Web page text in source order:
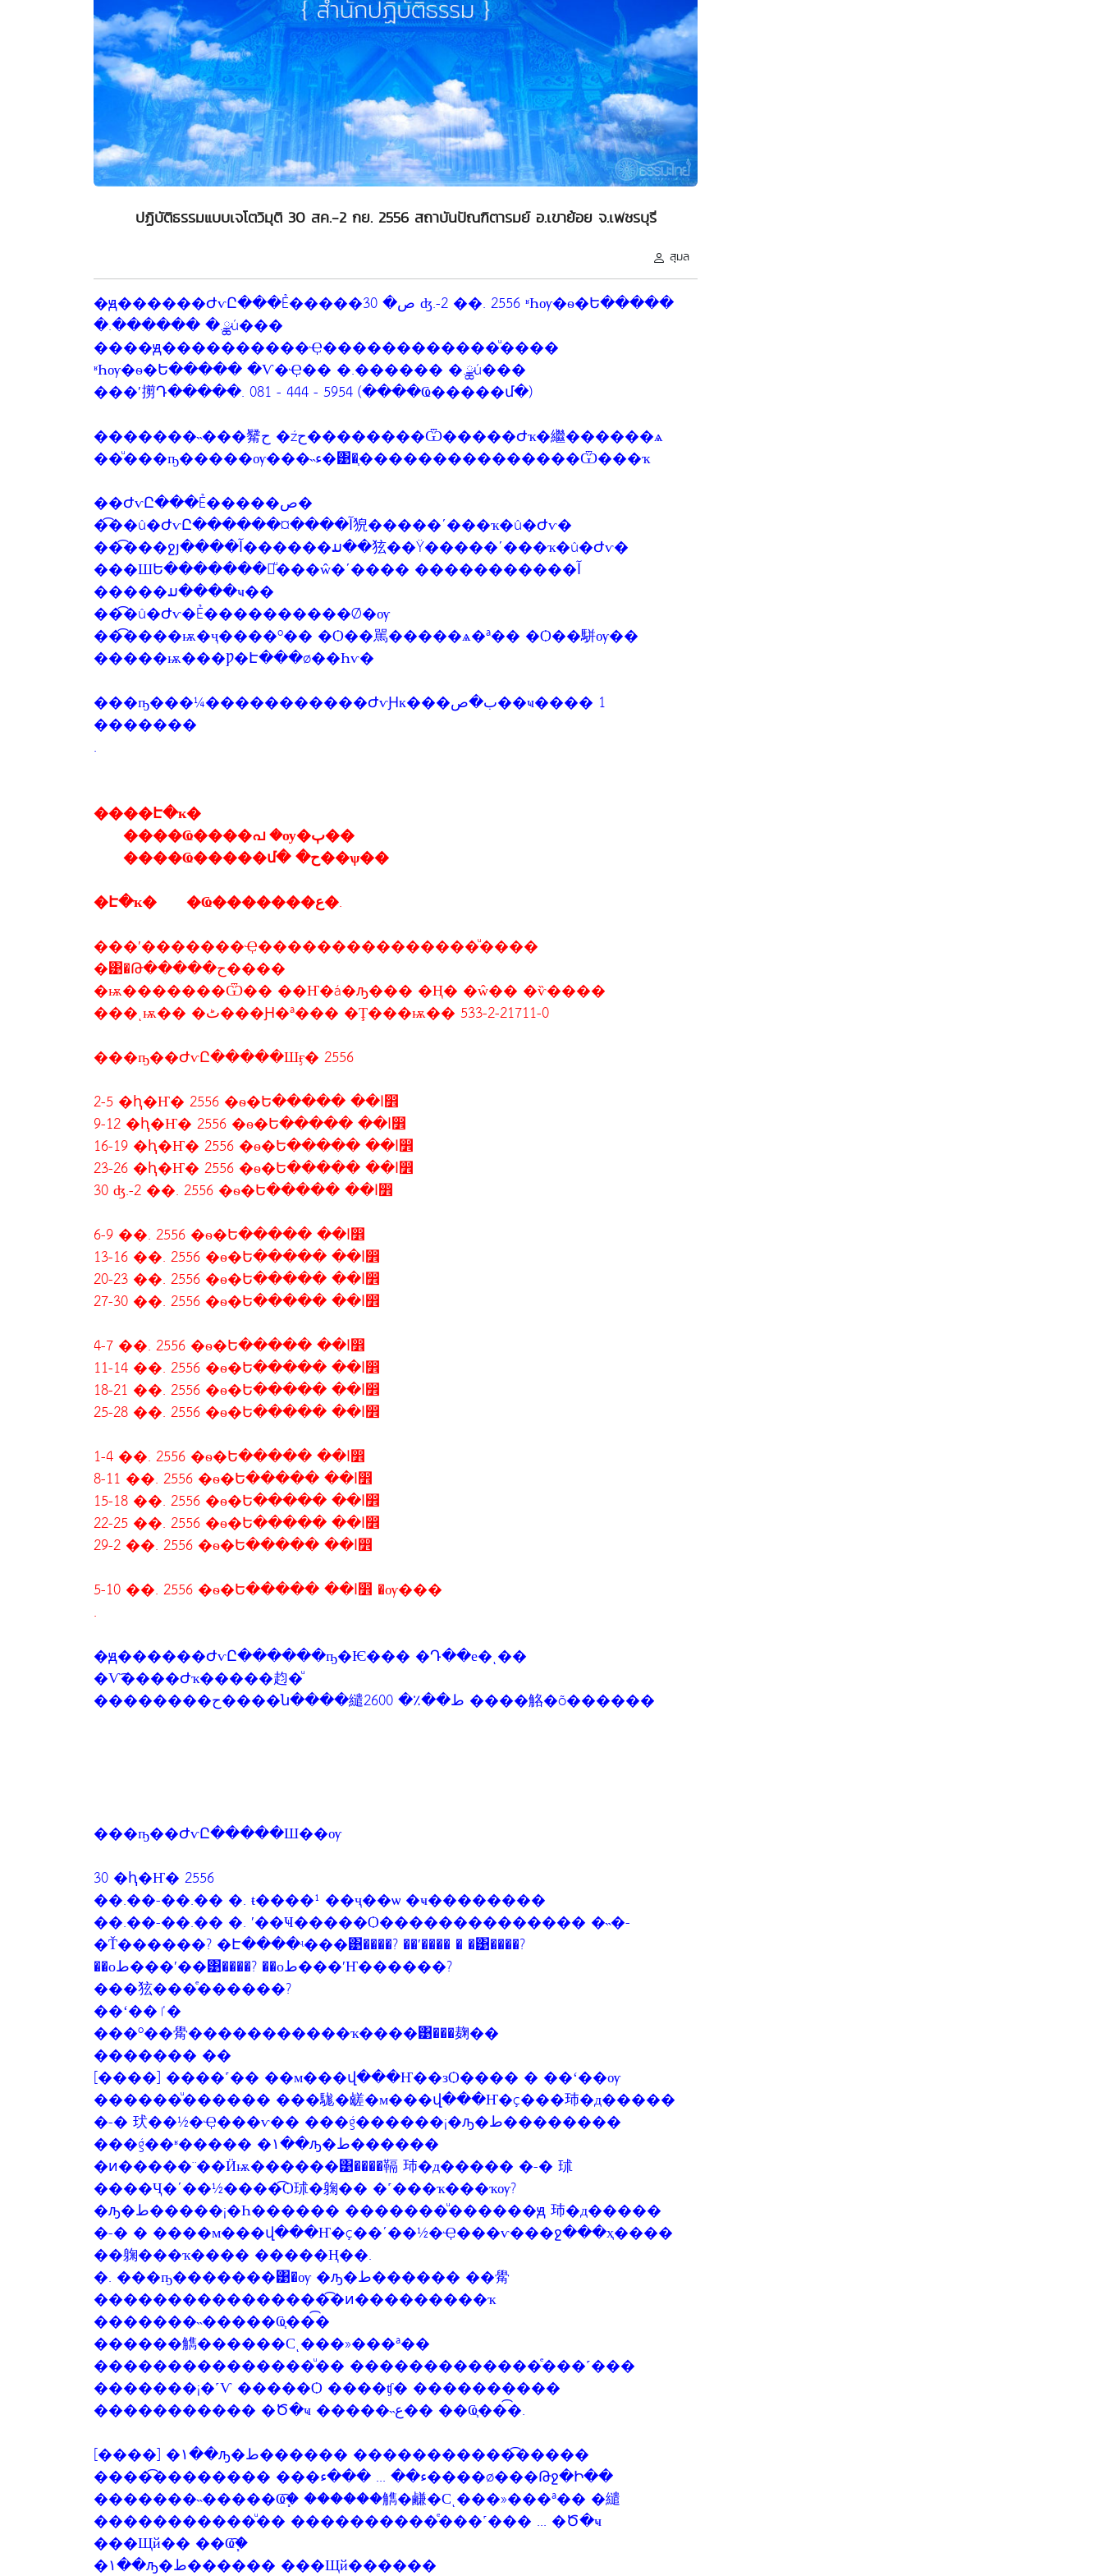
ปฏิบัติธรรมแบบเจโตวิมุติ 30 สค.-2 กย. 2556 สถาบันปัณฑิตารมย์ อ.เขาย้อย จ.เพชรบุรี
สุมล
�ԭ������ԺѵԸ���Ẻ�����ص� 30 ʤ.-2 ��. 2556 ʶҺѹ�ѳ�Ե�����
�.������ �.ྪú���
����ԭ����������Ҿ������������ͧ����
ʶҺѹ�ѳ�Ե����� �Ѵ�Ҿ�� �.������ �.ྪú���
���ʹ㨵Դ�����. 081 - 444 - 5954 (����Ҩ�����մ�)
�������˵���觺ح �źح��������Ѿ�����Ժҡ�繼������ѧ
��ͧ���ҧ�����ѹ���˵ء�͹�֧���������������Ѿ���ҡ
��ԺѵԸ���Ẻ�����ص�
��͡�û�ԺѵԸ������¤����آ㹸�����ʹ���ҡ�û�Ժѵ�
��͡���ջյ����آ������ມ��㹡��Ÿ�����ʹ���ҡ�û�Ժѵ�
���ШԵ�������㹡ͧ���ŵ�ʹ���� �����������آ
�����ມ����ҹ��
��͡�û�Ժѵ�Ẻ����������Ǿ�ѹ
��͡����ѭ�ҷ����º�� �Ѻ��駡�����ѧ�ª�� �Ѻ��駢ѹ��
�����ѭ���Ƿ�Է���ø��Һѵ�
���ҧ���¼�����������ԺѵԨк���ب�ص��ҹ���� 1
�������
.
����Է�ҡ�
����Ҩ����പ �ѹ�ٻ��
����Ҩ�����մ� �ح��ѱ��
�Է�ҡ� �Ҩ�������ع�.
���ʹ�������Ҿ���������������ͧ����
�͹�Թ�����ح����
�ѭ�������Ѿ�� ��Ҥ�á�ԡ��� �Ң� �ŵ�� �ѷ����
���ͺѭ�� �ٹ���Ԩ�ª��� �Ţ���ѭ�� 533-2-21711-0
���ҧ��ԺѵԸ�����Шӻ� 2556
2-5 �ԧ�Ҥ� 2556 �ѳ�Ե����� ��ا෾
9-12 �ԧ�Ҥ� 2556 �ѳ�Ե����� ��ا෾
16-19 �ԧ�Ҥ� 2556 �ѳ�Ե����� ��ا෾
23-26 �ԧ�Ҥ� 2556 �ѳ�Ե����� ��ا෾
30 ʤ.-2 ��. 2556 �ѳ�Ե����� ��ا෾
6-9 ��. 2556 �ѳ�Ե����� ��ا෾
13-16 ��. 2556 �ѳ�Ե����� ��ا෾
20-23 ��. 2556 �ѳ�Ե����� ��ا෾
27-30 ��. 2556 �ѳ�Ե����� ��ا෾
4-7 ��. 2556 �ѳ�Ե����� ��ا෾
11-14 ��. 2556 �ѳ�Ե����� ��ا෾
18-21 ��. 2556 �ѳ�Ե����� ��ا෾
25-28 ��. 2556 �ѳ�Ե����� ��ا෾
1-4 ��. 2556 �ѳ�Ե����� ��ا෾
8-11 ��. 2556 �ѳ�Ե����� ��ا෾
15-18 ��. 2556 �ѳ�Ե����� ��ا෾
22-25 ��. 2556 �ѳ�Ե����� ��ا෾
29-2 ��. 2556 �ѳ�Ե����� ��ا෾
5-10 ��. 2556 �ѳ�Ե����� ��ا෾ �ѹ���
.
�ԭ������ԺѵԸ������ҧ�Ѥ��� �Դ��е�ͺ��
�Ѵ͡����Ժҡ�����赹�ͧ
��������ح����ն����繾ط��٪� 2600 ����觡�õ������
���ҧ��ԺѵԸ�����Ш��ѹ
30 �ԧ�Ҥ� 2556
��.��-��.�� �. ŧ����¹ ��ҷ��ѡ �ҹ��������
��.��-��.�� �. ʹ��Ҹ�����Ѻ�������������� �˵�-
�Ť������? �Է����ʵ���͹����? ��ʹ���� � �͹����?
��оط���ʹ��͹����? ��оط���ʹҤ������?
���㹡���ͤ������?
��ʻ��ٵ�
���º��觷�����������ҡ����͹���麹��
������� ��
[����] ����˹�� ��м���վ���Ҥ��зѺ���� � ��ʻ��ѹ
������ͧ������ ���駹�鹾�м���վ���Ҥ�ç���㺻�д�����
�-� 㺴��½�Ҿ���ѵ�� ���ǵ������¡�ԡ�ط��������
���ǵ��ʶ����� �١��ԡ�ط������
�ͷ�����¨��Ӥѭ������͹����䩹 㺻�д����� �-� 㺷
����Ҷ�ʹ��½����͡Ѻ㺷�躹�� �˹���ҡ���ҡѹ?
�ԡ�ط�����¡�Һ������ �������ͧ������ԭ 㺻�д�����
�-� � ����м���վ���Ҥ�ç��ʹ��½�Ҿ���ѵ���ջ���ҳ����
��躹���ҡ���� �����Ң��.
�. ���ҧ�������͹�ѹ �ԡ�ط������ ��觷
����������������͡�ͷ���������ҡ
�������˵�����Ҩ֧���͡
������觹������Сͺ���»���ª��
���������������ͧ�� �������������ͤ���˹���
�������¡�˹Ѵ �����Ѻ ����ʧ� ����������
����������� �Ծ�ҹ �����˵ع�� ��Ҩ֧���͡.
[����] �١��ԡ�ط������ ������������͡����
�����͡������� ���ء�� ... ���ء����ø���Թջ�Ի��
�������˵�����Ҩ֧�͡ ������觹�鹻�Сͺ���»���ª�� �繾
�����������ͧ�� ����������ͤ���˹��� ... �Ծ�ҹ
���Щй�� ��Ҩ֧�͡
�١��ԡ�ط������ ���Щй������